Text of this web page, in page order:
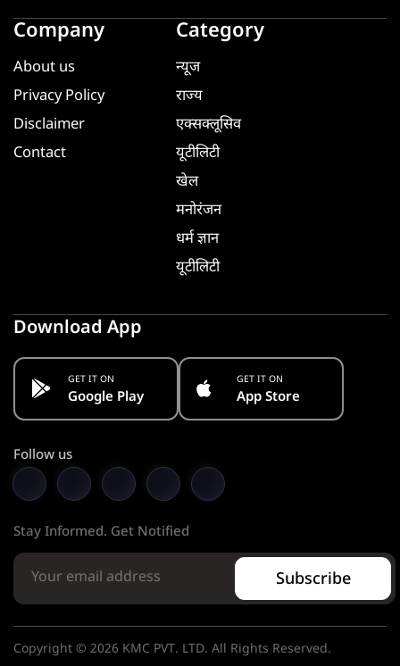
Company
About us
Privacy Policy
Disclaimer
Contact
Category
न्यूज
राज्य
एक्सक्लूसिव
यूटीलिटी
खेल
मनोरंजन
धर्म ज्ञान
यूटीलिटी
Download App
GET IT ON
Google Play
GET IT ON
App Store
Follow us
Stay Informed. Get Notified
Subscribe
Copyright © 2026 KMC PVT. LTD. All Rights Reserved.